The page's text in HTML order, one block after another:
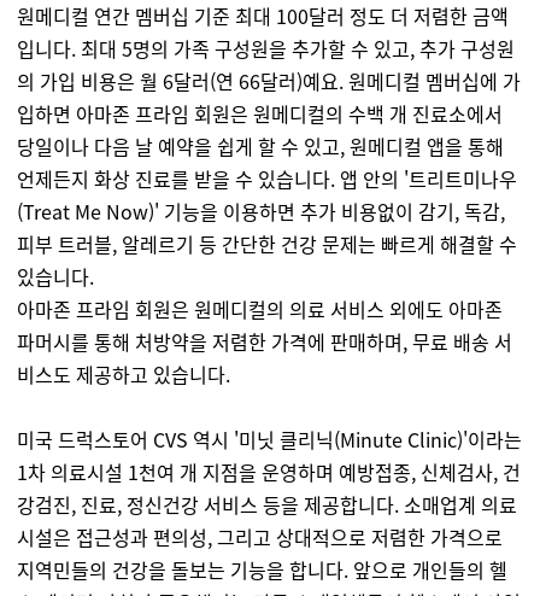
원메디컬 연간 멤버십 기준 최대 100달러 정도 더 저렴한 금액
입니다. 최대 5명의 가족 구성원을 추가할 수 있고, 추가 구성원
의 가입 비용은 월 6달러(연 66달러)예요. 원메디컬 멤버십에 가
입하면 아마존 프라임 회원은 원메디컬의 수백 개 진료소에서
당일이나 다음 날 예약을 쉽게 할 수 있고, 원메디컬 앱을 통해
언제든지 화상 진료를 받을 수 있습니다. 앱 안의 '트리트미나우
(Treat Me Now)' 기능을 이용하면 추가 비용없이 감기, 독감,
피부 트러블, 알레르기 등 간단한 건강 문제는 빠르게 해결할 수
있습니다.
아마존 프라임 회원은 원메디컬의 의료 서비스 외에도 아마존
파머시를 통해 처방약을 저렴한 가격에 판매하며, 무료 배송 서
비스도 제공하고 있습니다.
미국 드럭스토어 CVS 역시 '미닛 클리닉(Minute Clinic)'이라는
1차 의료시설 1천여 개 지점을 운영하며 예방접종, 신체검사, 건
강검진, 진료, 정신건강 서비스 등을 제공합니다. 소매업계 의료
시설은 접근성과 편의성, 그리고 상대적으로 저렴한 가격으로
지역민들의 건강을 돌보는 기능을 합니다. 앞으로 개인들의 헬